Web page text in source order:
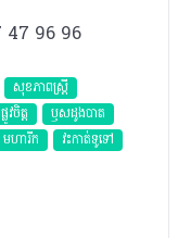
47 96 96
សុខភាពស្រ្តី
ចិត្ត
ឫសដូងបាត
មហារីក​
វះកាត់ទូទៅ